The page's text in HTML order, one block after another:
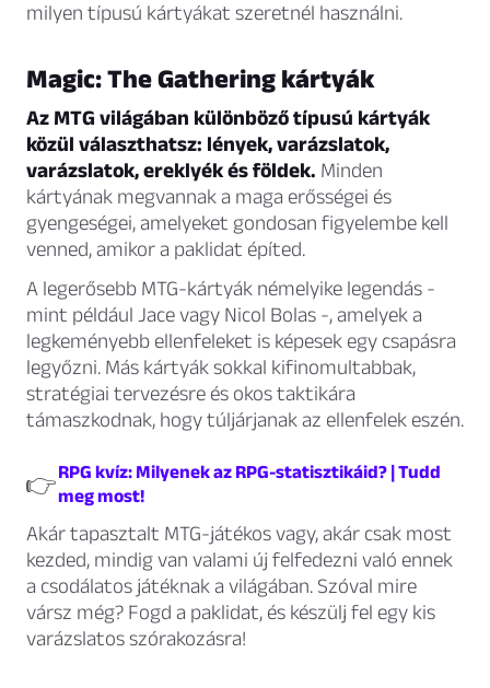
milyen típusú kártyákat szeretnél használni.
Magic: The Gathering kártyák
Az MTG világában különböző típusú kártyák
közül választhatsz: lények, varázslatok,
varázslatok, ereklyék és földek. Minden
kártyának megvannak a maga erősségei és
gyengeségei, amelyeket gondosan figyelembe kell
venned, amikor a paklidat építed.
A legerősebb MTG-kártyák némelyike legendás -
mint például Jace vagy Nicol Bolas -, amelyek a
legkeményebb ellenfeleket is képesek egy csapásra
legyőzni. Más kártyák sokkal kifinomultabbak,
stratégiai tervezésre és okos taktikára
támaszkodnak, hogy túljárjanak az ellenfelek eszén.
👉 RPG kvíz: Milyenek az RPG-statisztikáid? | Tudd
meg most!
Akár tapasztalt MTG-játékos vagy, akár csak most
kezded, mindig van valami új felfedezni való ennek
a csodálatos játéknak a világában. Szóval mire
vársz még? Fogd a paklidat, és készülj fel egy kis
varázslatos szórakozásra!